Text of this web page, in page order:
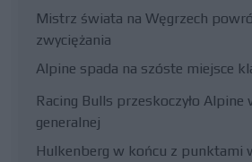
Mistrz świata na Węgrzech
zwyciężania
Alpine spada na szóste miejsce
Racing Bulls przeskoczyło Alpine
generalnej
Hulkenberg w końcu z punktami